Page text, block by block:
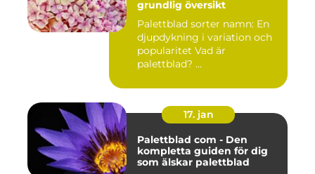
grundlig översikt
Palettblad sorter namn: En
djupdykning i variation och
popularitet Vad är
palettblad? ...
17. jan
Palettblad com - Den
kompletta guiden för dig
som älskar palettblad